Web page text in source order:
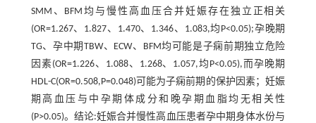
SMM、BFM均与慢性高血压合并妊娠存在独立正相关
(OR=1.267、1.827、1.470、1.346、1.083,均P<0.05);孕晚期
TG、孕中期TBW、ECW、BFM均可能是子痫前期独立危险
因素(OR=1.226、1.088、1.268、1.057,均P<0.05),而孕晚期
HDL-C(OR=0.508,P=0.048)可能为子痫前期的保护因素；妊娠
期高血压与中孕期体成分和晚孕期血脂均无相关性
(P>0.05)。结论:妊娠合并慢性高血压患者孕中期身体水份与